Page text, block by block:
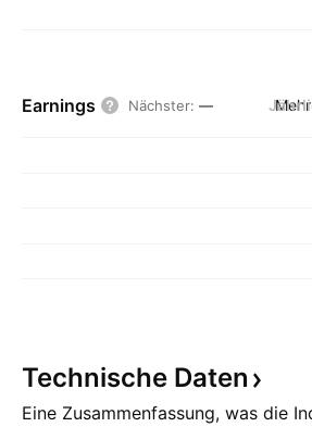
Earnings Nächster: — Mehr
Technische Daten
Eine Zusammenfassung, was die